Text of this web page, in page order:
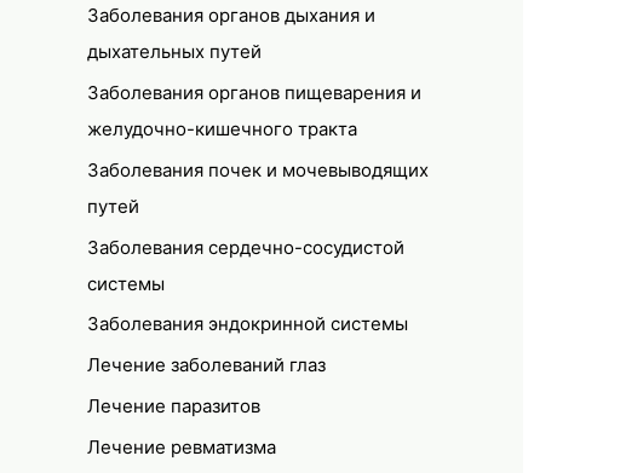
Заболевания органов дыхания и
дыхательных путей
Заболевания органов пищеварения и
желудочно-кишечного тракта
Заболевания почек и мочевыводящих
путей
Заболевания сердечно-сосудистой
системы
Заболевания эндокринной системы
Лечение заболеваний глаз
Лечение паразитов
Лечение ревматизма